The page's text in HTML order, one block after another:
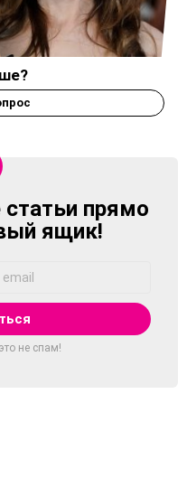
прямо
ящик!
не спам!